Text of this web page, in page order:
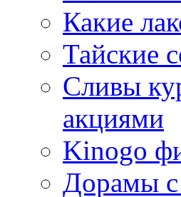
Какие
Тайские
Сливы
акциями
Kinogo
Дорамы